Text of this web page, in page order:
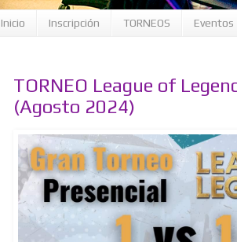
Inicio Inscripción TORNEOS Eventos
TORNEO League of
(Agosto 2024)